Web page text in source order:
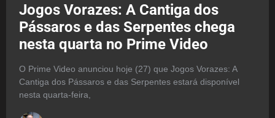
Jogos Vorazes: A Cantiga dos
Pássaros e das Serpentes chega
nesta quarta no Prime Video
O Prime Video anunciou hoje (27) que Jogos Vorazes: A
Cantiga dos Pássaros e das Serpentes estará disponível
nesta quarta-feira,